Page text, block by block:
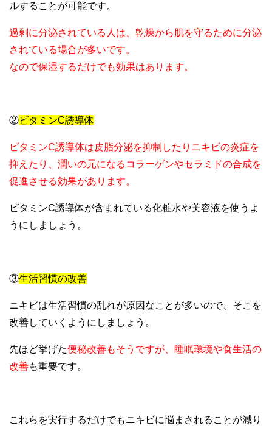
ルすることが可能です。
過剰に分泌されている人は、乾燥から肌を守るために分泌
されている場合が多いです。
なので保湿するだけでも効果はあります。
②ビタミンC誘導体
ビタミンC誘導体は皮脂分泌を抑制したりニキビの炎症を
抑えたり、潤いの元になるコラーゲンやセラミドの合成を
促進させる効果があります。
ビタミンC誘導体が含まれている化粧水や美容液を使うよ
うにしましょう。
③生活習慣の改善
ニキビは生活習慣の乱れが原因なことが多いので、そこを
改善していくようにしましょう。
先ほど挙げた便秘改善もそうですが、睡眠環境や食生活の
改善も重要です。
これらを実行するだけでもニキビに悩まされることが減り